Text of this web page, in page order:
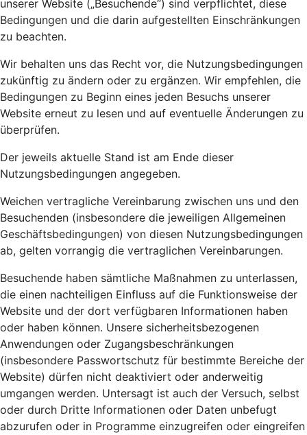
unserer Website („Besuchende“) sind verpflichtet, diese
Bedingungen und die darin aufgestellten Einschränkungen
zu beachten.
Wir behalten uns das Recht vor, die Nutzungsbedingungen
zukünftig zu ändern oder zu ergänzen. Wir empfehlen, die
Bedingungen zu Beginn eines jeden Besuchs unserer
Website erneut zu lesen und auf eventuelle Änderungen zu
überprüfen.
Der jeweils aktuelle Stand ist am Ende dieser
Nutzungsbedingungen angegeben.
Weichen vertragliche Vereinbarung zwischen uns und den
Besuchenden (insbesondere die jeweiligen Allgemeinen
Geschäftsbedingungen) von diesen Nutzungsbedingungen
ab, gelten vorrangig die vertraglichen Vereinbarungen.
Besuchende haben sämtliche Maßnahmen zu unterlassen,
die einen nachteiligen Einfluss auf die Funktionsweise der
Website und der dort verfügbaren Informationen haben
oder haben können. Unsere sicherheitsbezogenen
Anwendungen oder Zugangsbeschränkungen
(insbesondere Passwortschutz für bestimmte Bereiche der
Website) dürfen nicht deaktiviert oder anderweitig
umgangen werden. Untersagt ist auch der Versuch, selbst
oder durch Dritte Informationen oder Daten unbefugt
abzurufen oder in Programme einzugreifen oder eingreifen